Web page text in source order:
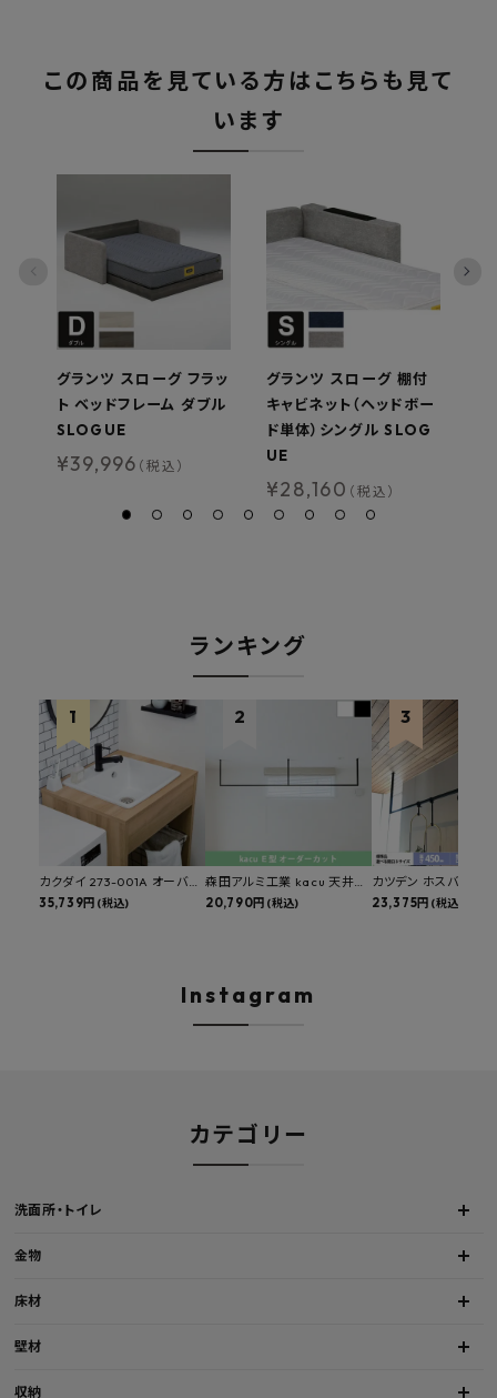
この商品を見ている方はこちらも見て
います
グランツ スローグ フラッ
ト ベッドフレーム ダブル
SLOGUE
¥39,996 （税込）
グランツ スローグ 棚付
キャビネット（ヘッドボー
ド単体）シングル SLOG
UE
¥28,160 （税込）
ランキング
カクダイ 273-001A オーバー
カウンタースロップシンク 選
35,739円 (税込)
森田アルミ工業 kacu 天井付
け物干し E型 サイズオーダー
20,790円 (税込)
カツデン ホスバ 天井
物干し 標準サイズ ス
23,375円 (税込)
Instagram
カテゴリー
洗面所・トイレ
金物
床材
壁材
収納